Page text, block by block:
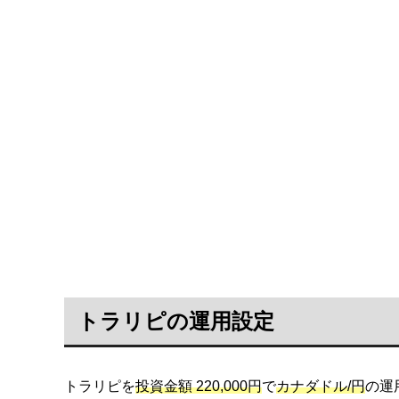
トラリピの運用設定
トラリピを投資金額 220,000円でカナダドル/円の運